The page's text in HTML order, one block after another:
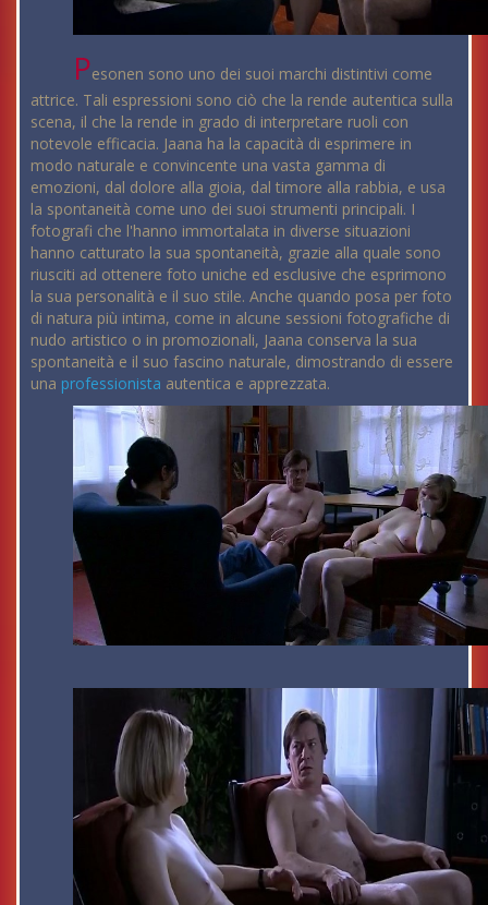
Pesonen sono uno dei suoi marchi distintivi come
attrice. Tali espressioni sono ciò che la rende autentica sulla
scena, il che la rende in grado di interpretare ruoli con
notevole efficacia. Jaana ha la capacità di esprimere in
modo naturale e convincente una vasta gamma di
emozioni, dal dolore alla gioia, dal timore alla rabbia, e usa
la spontaneità come uno dei suoi strumenti principali. I
fotografi che l'hanno immortalata in diverse situazioni
hanno catturato la sua spontaneità, grazie alla quale sono
riusciti ad ottenere foto uniche ed esclusive che esprimono
la sua personalità e il suo stile. Anche quando posa per foto
di natura più intima, come in alcune sessioni fotografiche di
nudo artistico o in promozionali, Jaana conserva la sua
spontaneità e il suo fascino naturale, dimostrando di essere
una professionista autentica e apprezzata.